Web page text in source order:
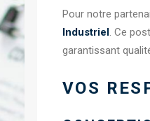
Pour notre
Industriel. Ce
garantissant
VOS